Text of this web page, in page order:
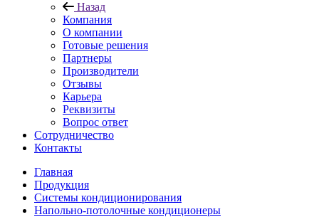
Назад
Компания
О компании
Готовые решения
Партнеры
Производители
Отзывы
Карьера
Реквизиты
Вопрос ответ
Сотрудничество
Контакты
Главная
Продукция
Системы кондиционирования
Напольно-потолочные кондиционеры